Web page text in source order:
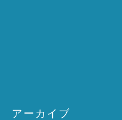
アーカイブ